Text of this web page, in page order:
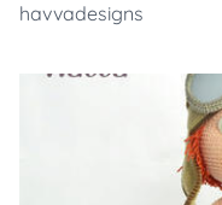
havvadesigns